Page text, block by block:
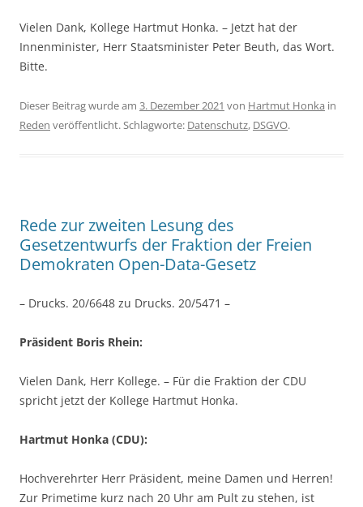
Vielen Dank, Kollege Hartmut Honka. – Jetzt hat der
Innenminister, Herr Staatsminister Peter Beuth, das Wort.
Bitte.
Dieser Beitrag wurde am 3. Dezember 2021 von Hartmut Honka in
Reden veröffentlicht. Schlagworte: Datenschutz, DSGVO.
Rede zur zweiten Lesung des
Gesetzentwurfs der Fraktion der Freien
Demokraten Open-Data-Gesetz
– Drucks. 20/6648 zu Drucks. 20/5471 –
Präsident Boris Rhein:
Vielen Dank, Herr Kollege. – Für die Fraktion der CDU
spricht jetzt der Kollege Hartmut Honka.
Hartmut Honka (CDU):
Hochverehrter Herr Präsident, meine Damen und Herren!
Zur Primetime kurz nach 20 Uhr am Pult zu stehen, ist